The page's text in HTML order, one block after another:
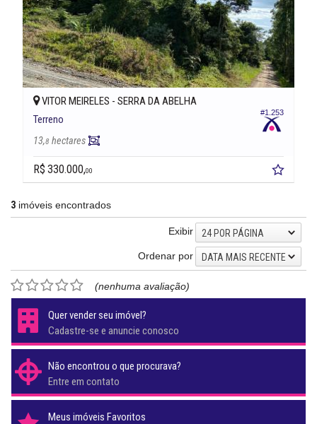
#1.253
VITOR MEIRELES - SERRA DA ABELHA
Terreno
13,8 hectares
R$ 330.000,00
3 imóveis encontrados
Exibir
24 POR PÁGINA
Ordenar por
DATA MAIS RECENTE
(nenhuma avaliação)
Quer vender seu imóvel?
Cadastre-se e anuncie conosco
Não encontrou o que procurava?
Entre em contato
Meus imóveis Favoritos